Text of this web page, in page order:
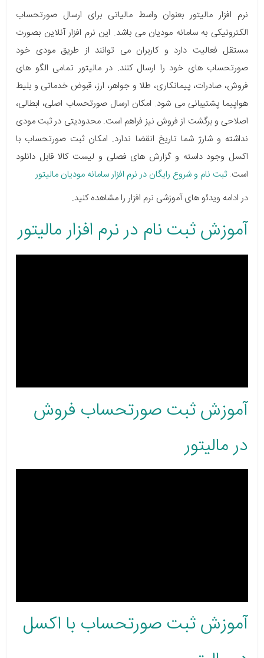
نرم افزار مالیتور بعنوان واسط مالیاتی برای ارسال صورتحساب
الکترونیکی به سامانه مودیان می باشد. این نرم افزار آنلاین بصورت
مستقل فعالیت دارد و کاربران می توانند از طریق مودی خود
صورتحساب های خود را ارسال کنند. در مالیتور تمامی الگو های
فروش، صادرات، پیمانکاری، طلا و جواهر، ارز، قبوض خدماتی و بلیط
هواپیما پشتیبانی می شود. امکان ارسال صورتحساب اصلی، ابطالی،
اصلاحی و برگشت از فروش نیز فراهم است. محدودیتی در ثبت مودی
نداشته و شارژ شما تاریخ انقضا ندارد. امکان ثبت صورتحساب با
اکسل وجود داسته و گزارش های فصلی و لیست کالا قابل دانلود
است.ثبت نام و شروع رایگان در نرم افزار سامانه مودیان مالیتور
در ادامه ویدئو های آموزشی نرم افزار را مشاهده کنید.
آموزش ثبت نام در نرم افزار مالیتور
آموزش ثبت صورتحساب فروش
در مالیتور
آموزش ثبت صورتحساب با اکسل